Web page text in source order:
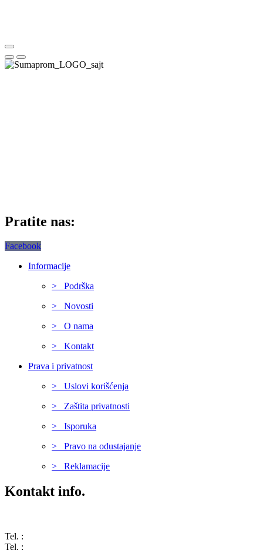
Pratite nas:
Facebook
Informacije
> Podrška
> Novosti
> O nama
> Kontakt
Prava i privatnost
> Uslovi korišćenja
> Zaštita privatnosti
> Isporuka
> Pravo na odustajanje
> Reklamacije
Kontakt info.
Tel. :
Tel. :